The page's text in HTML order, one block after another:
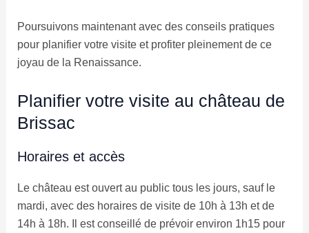
Poursuivons maintenant avec des conseils pratiques
pour planifier votre visite et profiter pleinement de ce
joyau de la Renaissance.
Planifier votre visite au château de
Brissac
Horaires et accès
Le château est ouvert au public tous les jours, sauf le
mardi, avec des horaires de visite de 10h à 13h et de
14h à 18h. Il est conseillé de prévoir environ 1h15 pour